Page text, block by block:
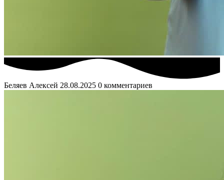
Беляев Алексей 28.08.2025 0 комментариев